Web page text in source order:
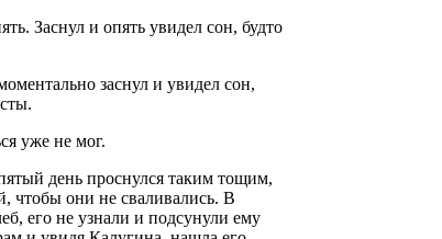
Заснул и опять увидел сон, будто
заснул и увидел сон,
уже не мог.
день проснулся таким тощим,
чтобы они не сваливались. В
его не узнали и подсунули ему